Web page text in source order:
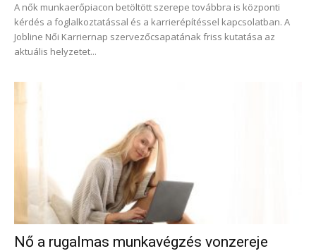
A nők munkaerőpiacon betöltött szerepe továbbra is központi
kérdés a foglalkoztatással és a karrierépítéssel kapcsolatban. A
Jobline Női Karriernap szervezőcsapatának friss kutatása az
aktuális helyzetet...
Nő a rugalmas munkavégzés vonzereje